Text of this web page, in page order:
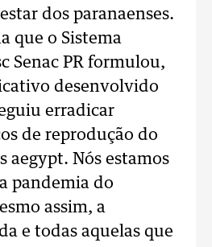
dos paranaenses.
que o Sistema
Senac PR formulou,
desenvolvido
erradicar
de reprodução do
aegypt. Nós estamos
pandemia do
assim, a
e todas aquelas que